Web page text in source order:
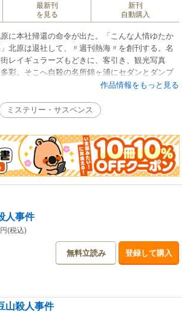
最新刊
を見る
新刊
自動購入
に本社帰還の命令が出た。「こんな人情ゆたか
北原は退社して、〃週刊熱海〃を創刊する。名
レイギュラーズもどきに、客引き、観光写真
彩。そこへ自殺の名所錦ヶ浦にセダンとダンプ
作品情報をもっと見る
ミステリー・サスペンス
人事件
(税込)
無料立読み 登録して購入
山殺人事件